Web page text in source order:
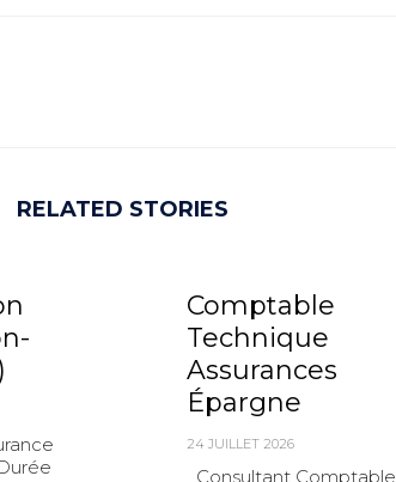
RELATED STORIES
Comptable
Technique
Assurances
Épargne
24 JUILLET 2026
Consultant Comptable